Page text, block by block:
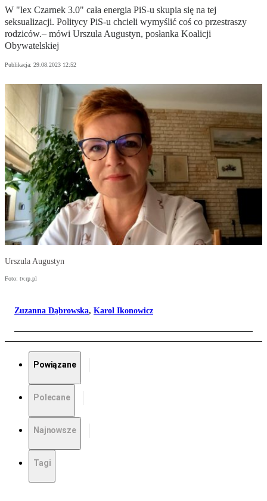
W "lex Czarnek 3.0" cała energia PiS-u skupia się na tej
seksualizacji. Politycy PiS-u chcieli wymyślić coś co przestraszy
rodziców.– mówi Urszula Augustyn, posłanka Koalicji
Obywatelskiej
Publikacja: 29.08.2023 12:52
Urszula Augustyn
Foto: tv.rp.pl
Zuzanna Dąbrowska, Karol Ikonowicz
Powiązane
Polecane
Najnowsze
Tagi